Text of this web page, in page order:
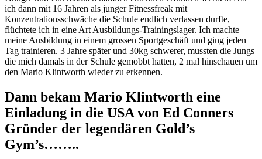
ich dann mit 16 Jahren als junger Fitnessfreak mit
Konzentrationsschwäche die Schule endlich verlassen durfte,
flüchtete ich in eine Art Ausbildungs-Trainingslager. Ich machte
meine Ausbildung in einem grossen Sportgeschäft und ging jeden
Tag trainieren. 3 Jahre später und 30kg schwerer, mussten die Jungs
die mich damals in der Schule gemobbt hatten, 2 mal hinschauen um
den Mario Klintworth wieder zu erkennen.
Dann bekam Mario Klintworth eine
Einladung in die USA von Ed Conners
Gründer der legendären Gold’s
Gym’s……..